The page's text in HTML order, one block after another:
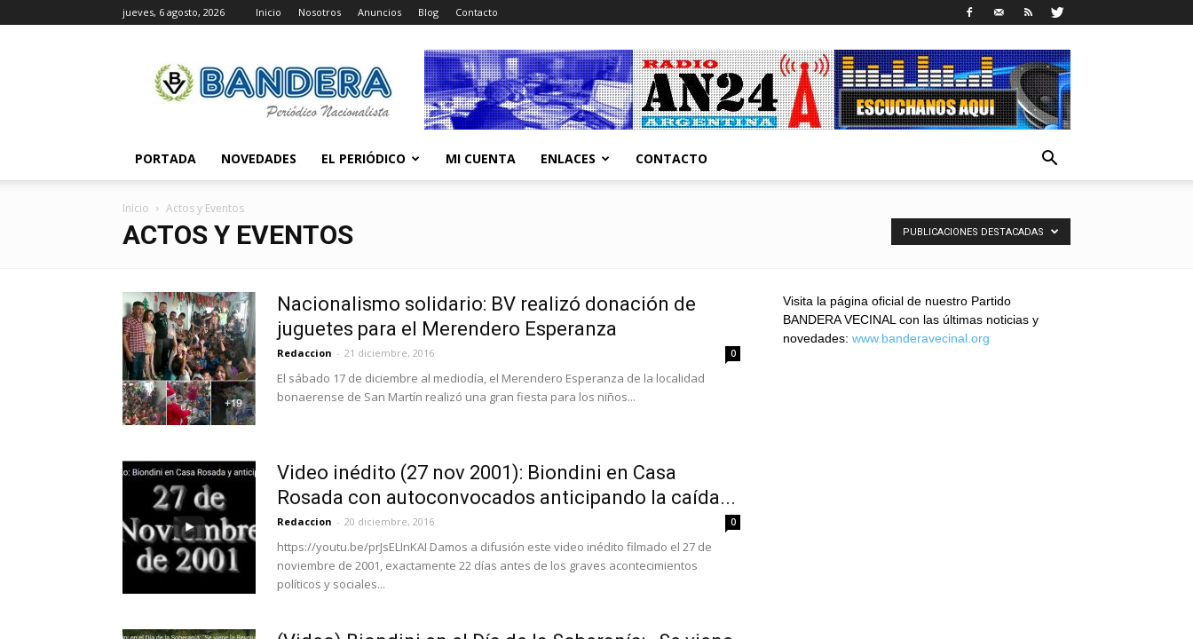
jueves, 6 agosto, 2026 Inicio Nosotros Anuncios Blog Contacto
Bandera
PORTADA NOVEDADES EL PERIÓDICO MI CUENTA ENLACES CONTACTO
Inicio Actos y Eventos
ACTOS Y EVENTOS PUBLICACIONES DESTACADAS
Nacionalismo solidario: BV realizó donación de
juguetes para el Merendero Esperanza
Redaccion - 21 diciembre, 2016 0
El sábado 17 de diciembre al mediodía, el Merendero Esperanza de la localidad
bonaerense de San Martín realizó una gran fiesta para los niños...
Video inédito (27 nov 2001): Biondini en Casa
Rosada con autoconvocados anticipando la caída...
Redaccion - 20 diciembre, 2016 0
https://youtu.be/prJsELInKAI Damos a difusión este video inédito filmado el 27 de
noviembre de 2001, exactamente 22 días antes de los graves acontecimientos
políticos y sociales...
Visita la página oficial de nuestro Partido
BANDERA VECINAL con las últimas noticias y
novedades: www.banderavecinal.org